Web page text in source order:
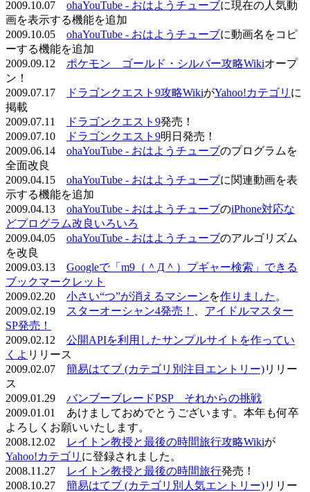
2009.10.07 ohaYouTube - おはようチューブに現在の人気動
画を表示する機能を追加
2009.10.05 ohaYouTube - おはようチューブに動画名をコピ
ーする機能を追加
2009.09.12 ポケモン ゴールド・シルバー攻略Wikiオープ
ン！
2009.07.17
ドラゴンクエスト9攻略WikiがYahoo!カテゴリ に
掲載
2009.07.11
ドラゴンクエスト9発売！
2009.07.10
ドラゴンクエスト9明日発売！
2009.06.14 ohaYouTube - おはようチューブのプログラムを
全面改良
2009.04.15 ohaYouTube - おはようチューブに関連動画を表
示する機能を追加
2009.04.13 ohaYouTube - おはようチューブのiPhone対応な
どプログラム改良いろいろ
2009.04.05 ohaYouTube - おはようチューブのアルゴリズム
を改良
2009.03.13 Googleで「m9（＾Д＾）プギャー検索」できる
ブックマークレット
2009.02.20 小さい“つ”が消えるマシーンを作りました 。
2009.02.19
スターオーシャン4発売！
アイドルマスター
SP発売！
2009.02.12 公開APIを利用したサンプルサイトを作ってい
くよ リリース
2009.02.07 簡易はてブ (カテゴリ別注目エントリー)リリー
ス
2009.01.29 バンブーブレードPSP それからの挑戦
2009.01.01 あけましておめでとうございます。本年も何卒
よろしくお願いいたします。
2008.12.02
レイトン教授と最後の時間旅行攻略Wikiが
Yahoo!カテゴリ に登録されました。
2008.11.27
レイトン教授と最後の時間旅行発売！
2008.10.27 簡易はてブ (カテゴリ別人気エントリー)リリー